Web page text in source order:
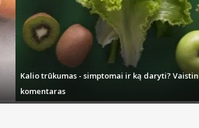
nemalonų burnos kvapą ar sudrėkinti sausą
Kalio trūkumas - simptomai ir ką daryti?
komentaras